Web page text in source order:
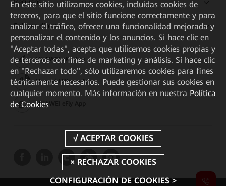
Enlaces directos
HUAWEI eKit App
Huawei HiKnow App
HUAWEI eFly App
En este sitio utilizamos cookies, incluidas cookies de
terceros, para que el sitio funcione correctamente y para
analizar el tráfico, ofrecer una funcionalidad mejorada y
personalizar el contenido y los anuncios. Si hace clic en
"Aceptar todas", acepta que utilicemos cookies propias y
de terceros con fines de marketing y análisis. Si hace clic
en "Rechazar todo", sólo utilizaremos cookies para fines
técnicamente necesarios. Puede gestionar sus cookies en
cualquier momento. Más información en nuestra Política
de Cookies
CONFIGURACIÓN DE COOKIES >